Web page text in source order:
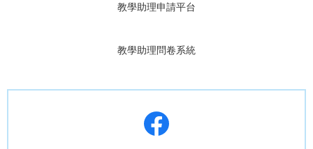
教學助理申請平台
教學助理問卷系統